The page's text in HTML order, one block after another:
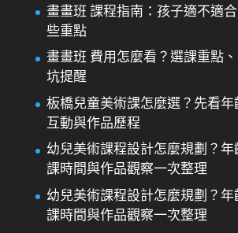
畫畫班 課程指南：孩子適不適
些重點
畫畫班 費用怎麼看？選課重點
坑提醒
板橋兒童美術課怎麼選？先看年
互動與作品歷程
幼兒美術課程設計怎麼規劃？年
課時間與作品觀察一次整理
幼兒美術課程設計怎麼規劃？年
課時間與作品觀察一次整理